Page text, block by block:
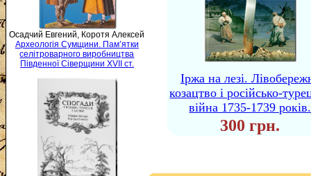
Осадчий Евгений, Коротя Алексей
Археологія Сумщини. Пам’ятки
селітроварного виробництва
Південної Сіверщини XVII ст.
Іржа на лезі.
козацтво і російсько-
війна 1735-1739 років.
300 грн.